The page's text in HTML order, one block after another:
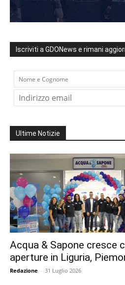
Iscriviti a GDONews e rimani
Ultime Notizie
Acqua & Sapone cresce
aperture in Liguria,
Redazione - 31 Luglio 2026